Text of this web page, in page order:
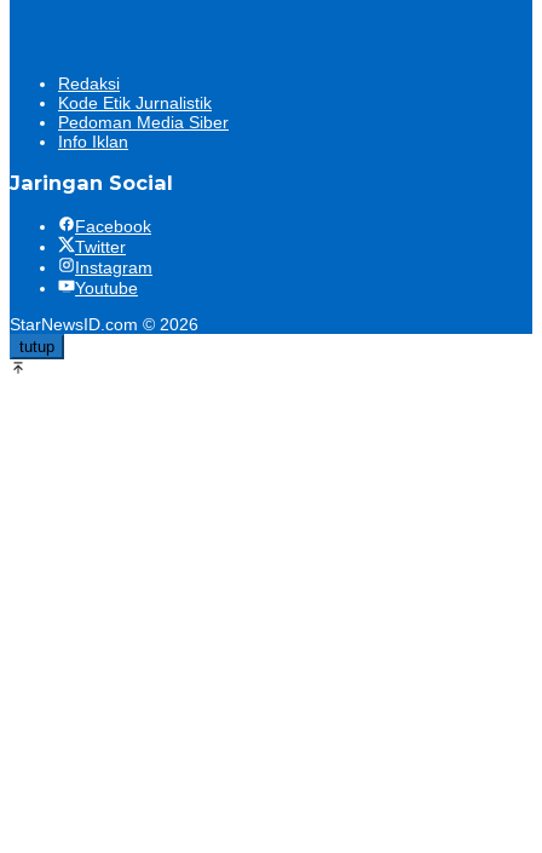
Redaksi
Kode Etik Jurnalistik
Pedoman Media Siber
Info Iklan
Jaringan Social
Facebook
Twitter
Instagram
Youtube
StarNewsID.com © 2026
tutup